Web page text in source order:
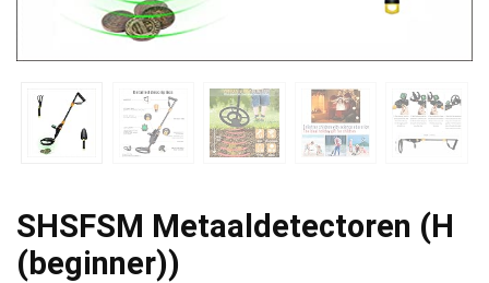
SHSFSM Metaaldetectoren (H
(beginner))